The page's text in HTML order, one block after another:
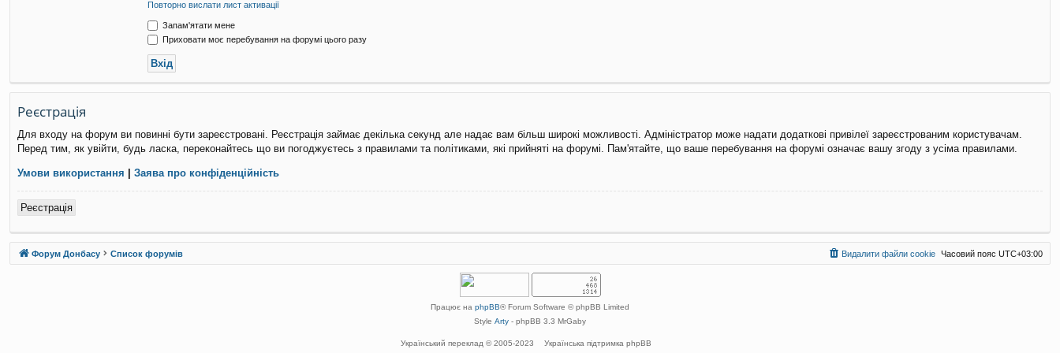
Повторно вислати лист активації
Запам'ятати мене
Приховати моє перебування на форумі цього разу
Реєстрація
Для входу на форум ви повинні бути зареєстровані. Реєстрація займає декілька секунд але надає вам більш широкі можливості. Адміністратор може надати додаткові привілеї зареєстрованим користувачам.
Перед тим, як увійти, будь ласка, переконайтесь що ви погоджуєтесь з правилами та політиками, які прийняті на форумі. Пам'ятайте, що ваше перебування на форумі означає вашу згоду з усіма правилами.
Умови використання | Заява про конфіденційність
Реєстрація
Форум Донбасу Список форумів Часовий пояс UTC+03:00
Видалити файли cookie
Працює на phpBB® Forum Software © phpBB Limited
Style Arty - phpBB 3.3 MrGaby
Український переклад © 2005-2023 Українська підтримка phpBB